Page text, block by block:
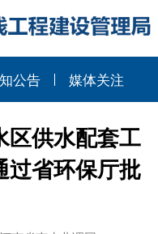
公告 媒体关注
区供水配套工
过省环保厅批